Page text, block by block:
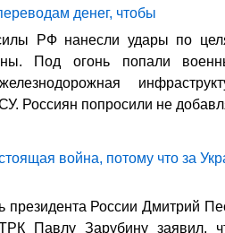
денег, чтобы
РФ нанесли удары по
Под огонь попали
Россиян попросили не
война, потому что за
президента России Дмитрий
Павлу Зарубину заявил,